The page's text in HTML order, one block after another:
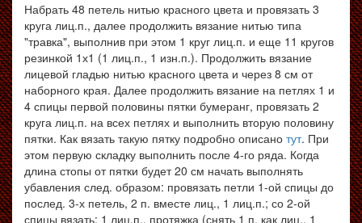
Набрать 48 петель нитью красного цвета и провязать 3
круга лиц.п., далее продолжить вязание нитью типа
"травка", выполнив при этом 1 круг лиц.п. и еще 11 кругов
резинкой 1х1 (1 лиц.п., 1 изн.п.). Продолжить вязание
лицевой гладью нитью красного цвета и через 8 см от
наборного края. Далее продолжить вязание на петлях 1 и
4 спицы первой половины пятки бумеранг, провязать 2
круга лиц.п. на всех петлях и выполнить вторую половину
пятки. Как вязать такую пятку подробно описано тут. При
этом первую складку выполнить после 4-го ряда. Когда
длина стопы от пятки будет 20 см начать выполнять
убавления след. образом: провязать петли 1-ой спицы до
послед. 3-х петель, 2 п. вместе лиц., 1 лиц.п.; со 2-ой
спицы вязать: 1 лиц.п., протяжка (снять 1 п. как лиц., 1